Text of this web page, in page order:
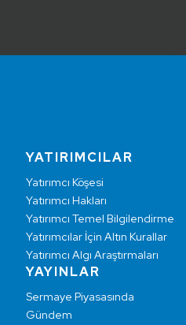
YATIRIMCILAR
Yatırımcı Köşesi
Yatırımcı Hakları
Yatırımcı Temel Bilgilendirme
Yatırımcılar İçin Altın Kurallar
Yatırımcı Algı Araştırmaları
YAYINLAR
Sermaye Piyasasında
Gündem